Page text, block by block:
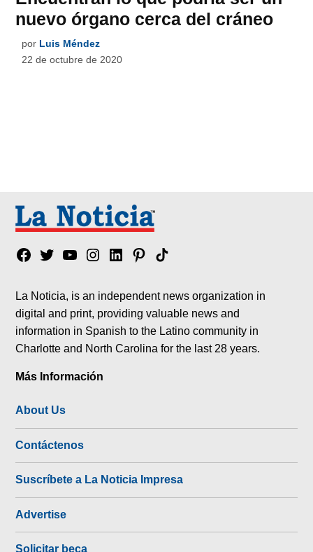
nuevo órgano cerca del cráneo
por Luis Méndez
22 de octubre de 2020
Facebook
TwitterYouTubeInstagram
LinkedinPinterest
Tik
La Noticia, is an independent news organization in
digital and print, providing valuable news and
information in Spanish to the Latino community in
Charlotte and North Carolina for the last 28 years.
Más Información
About Us
Contáctenos
Suscríbete a La Noticia Impresa
Advertise
Solicitar beca